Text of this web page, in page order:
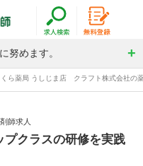
努めます。
くら薬局 うしじま店 クラフト株式会社の
師求人
プクラスの研修を実践